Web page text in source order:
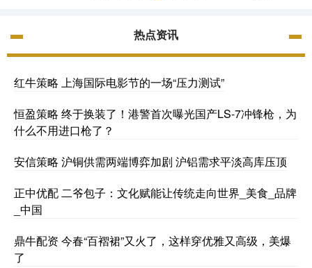
热点资讯
红牛策略 上海国际电影节的一场“压力测试”
恒盈策略 终于换装了！港警首次曝光国产LS-7冲锋枪，为
什么不用进口枪了？
安信策略 沪铜供需两端博弈加剧 沪铝需求平淡高库压顶
正中优配 二爷包子：文化赋能让传统走向世界_美食_品牌
_中国
鼎牛配资 今春“百褶裙”又火了，这样穿优雅又高级，美爆
了